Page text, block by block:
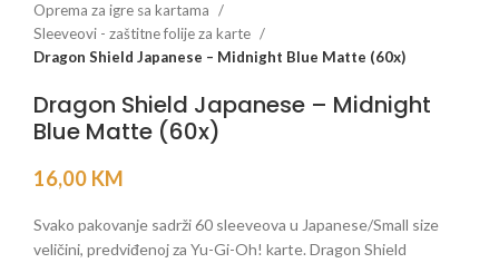
Oprema za igre sa kartama
Sleeveovi - zaštitne folije za karte
Dragon Shield Japanese – Midnight Blue Matte (60x)
Dragon Shield Japanese – Midnight
Blue Matte (60x)
16,00 KM
Svako pakovanje sadrži 60 sleeveova u Japanese/Small size
veličini, predviđenoj za Yu-Gi-Oh! karte. Dragon Shield